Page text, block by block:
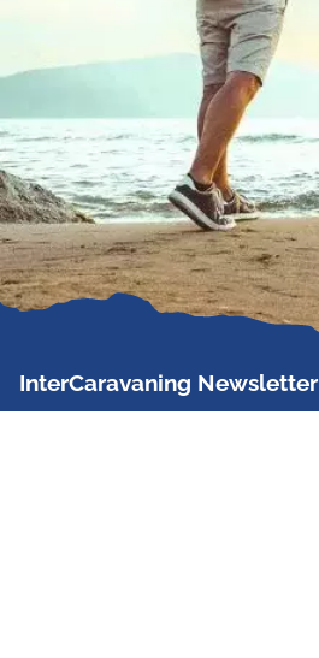
InterCaravaning Newsletter